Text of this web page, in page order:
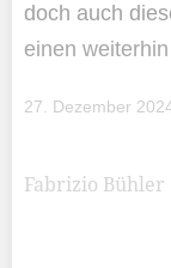
doch auch
einen
27. Dezember
Fabrizio Bühler